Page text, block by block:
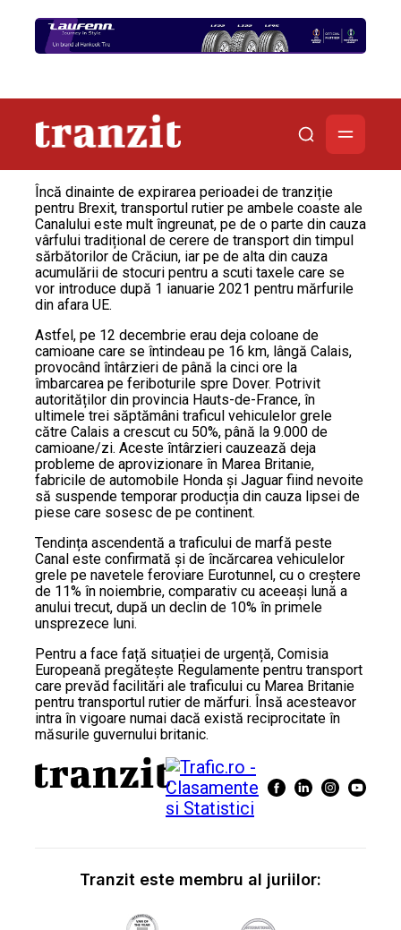
Încă dinainte de expirarea perioadei de tranziție
pentru Brexit, transportul rutier pe ambele coaste ale
Canalului este mult îngreunat, pe de o parte din cauza
vârfului tradițional de cerere de transport din timpul
sărbătorilor de Crăciun, iar pe de alta din cauza
acumulării de stocuri pentru a scuti taxele care se
vor introduce după 1 ianuarie 2021 pentru mărfurile
din afara UE.
Astfel, pe 12 decembrie erau deja coloane de
camioane care se întindeau pe 16 km, lângă Calais,
provocând întârzieri de până la cinci ore la
îmbarcarea pe feriboturile spre Dover. Potrivit
autorităților din provincia Hauts-de-France, în
ultimele trei săptămâni traficul vehiculelor grele
către Calais a crescut cu 50%, până la 9.000 de
camioane/zi. Aceste întârzieri cauzează deja
probleme de aprovizionare în Marea Britanie,
fabricile de automobile Honda și Jaguar fiind nevoite
să suspende temporar producția din cauza lipsei de
piese care sosesc de pe continent.
Tendința ascendentă a traficului de marfă peste
Canal este confirmată și de încărcarea vehiculelor
grele pe navetele feroviare Eurotunnel, cu o creștere
de 11% în noiembrie, comparativ cu aceeași lună a
anului trecut, după un declin de 10% în primele
unsprezece luni.
Pentru a face față situației de urgență, Comisia
Europeană pregătește Regulamente pentru transport
care prevăd facilitări ale traficului cu Marea Britanie
pentru transportul rutier de mărfuri. Însă acesteavor
intra în vigoare numai dacă există reciprocitate în
măsurile guvernului britanic.
Tranzit este membru al juriilor: